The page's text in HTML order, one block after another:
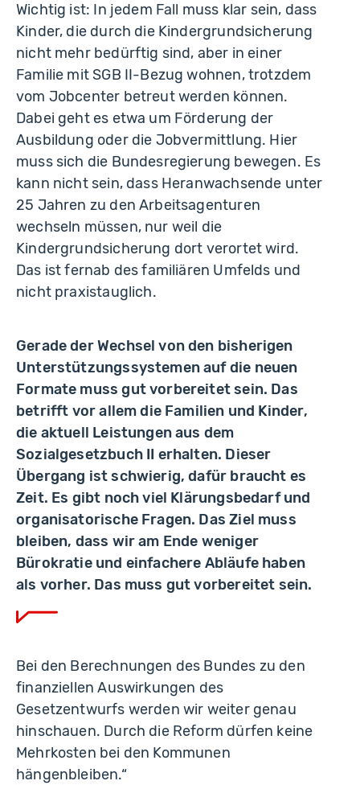
Wichtig ist: In jedem Fall muss klar sein, dass
Kinder, die durch die Kindergrundsicherung
nicht mehr bedürftig sind, aber in einer
Familie mit SGB II-Bezug wohnen, trotzdem
vom Jobcenter betreut werden können.
Dabei geht es etwa um Förderung der
Ausbildung oder die Jobvermittlung. Hier
muss sich die Bundesregierung bewegen. Es
kann nicht sein, dass Heranwachsende unter
25 Jahren zu den Arbeitsagenturen
wechseln müssen, nur weil die
Kindergrundsicherung dort verortet wird.
Das ist fernab des familiären Umfelds und
nicht praxistauglich.
Gerade der Wechsel von den bisherigen
Unterstützungssystemen auf die neuen
Formate muss gut vorbereitet sein. Das
betrifft vor allem die Familien und Kinder,
die aktuell Leistungen aus dem
Sozialgesetzbuch II erhalten. Dieser
Übergang ist schwierig, dafür braucht es
Zeit. Es gibt noch viel Klärungsbedarf und
organisatorische Fragen. Das Ziel muss
bleiben, dass wir am Ende weniger
Bürokratie und einfachere Abläufe haben
als vorher. Das muss gut vorbereitet sein.
Bei den Berechnungen des Bundes zu den
finanziellen Auswirkungen des
Gesetzentwurfs werden wir weiter genau
hinschauen. Durch die Reform dürfen keine
Mehrkosten bei den Kommunen
hängenbleiben.“